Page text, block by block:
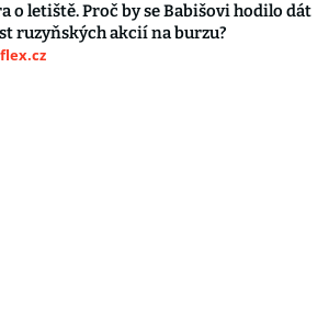
o letiště. Proč by se Babišovi hodilo dát
ruzyňských akcií na burzu?